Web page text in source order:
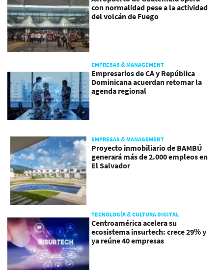
con normalidad pese a la actividad
del volcán de Fuego
EMPRESAS & MANAGEMENT
Empresarios de CA y República
Dominicana acuerdan retomar la
agenda regional
EMPRESAS & MANAGEMENT
Proyecto inmobiliario de BAMBÚ
generará más de 2.000 empleos en
El Salvador
TECNOLOGÍA & CULTURA DIGITAL
Centroamérica acelera su
ecosistema insurtech: crece 29% y
ya reúne 40 empresas